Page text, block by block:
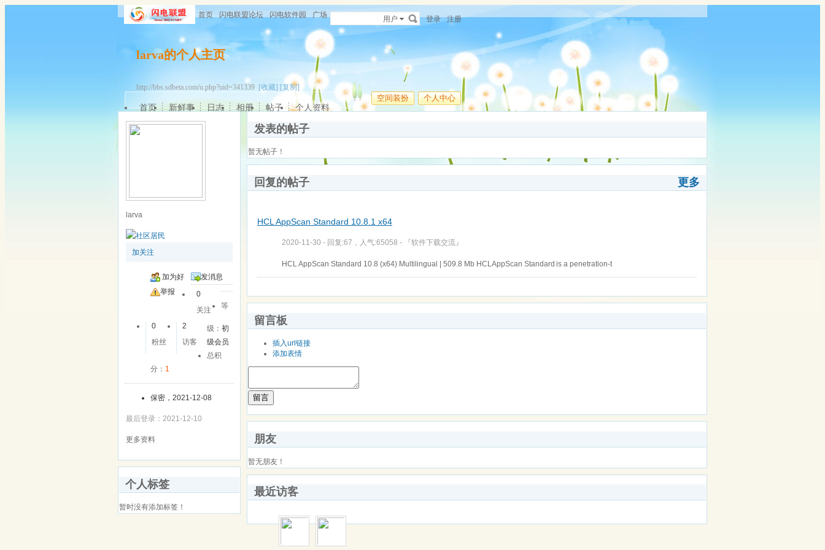
首页 闪电联盟论坛 闪电软件园 广场 用户 登录 注册
larva的个人主页
http://bbs.sdbeta.com/u.php?uid=341339 [收藏] [复制]
空间装扮 个人中心
首页 新鲜事 日志 相册 帖子 个人资料
larva
加关注
加为好
友
发消息
举报
0
关注
0
粉丝
2
访客
等
级：初
级会员
总积
分： 1
保密，2021-12-08
最后登录：2021-12-10
更多资料
个人标签
暂时没有添加标签！
发表的帖子
暂无帖子！
更多
回复的帖子
HCL AppScan Standard 10.8.1 x64
2020-11-30 - 回复:67，人气:65058 - 『软件下载交流』
HCL AppScan Standard 10.8 (x64) Multilingual | 509.8 Mb HCLAppScan Standard is a penetration-t
留言板
插入url链接
添加表情
留言
朋友
暂无朋友！
最近访客